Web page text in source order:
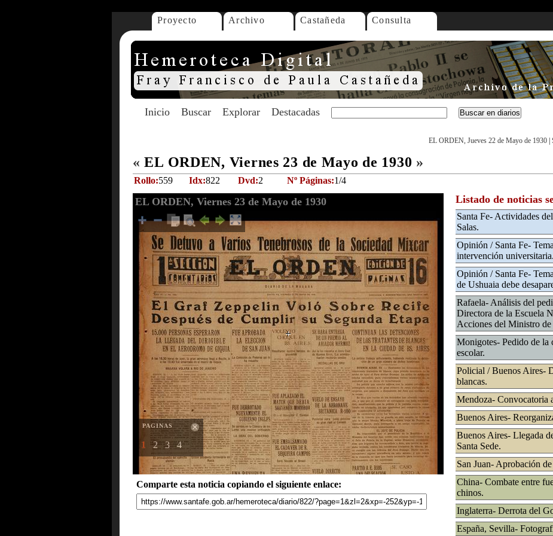
Proyecto Archivo Castañeda Consulta
Inicio Buscar Explorar Destacadas
EL ORDEN, Jueves 22 de Mayo de 1930
« EL ORDEN, Viernes 23 de Mayo de 1930 »
Rollo:559 Idx:822 Dvd:2 Nº Páginas:1/4
EL ORDEN, Viernes 23 de Mayo de 1930
PAGINAS
1 2 3 4
Comparte esta noticia copiando el siguiente enlace:
Listado de noticias
Santa Fe- Actividades
Salas.
Opinión / Santa Fe-
intervención universitaria.
Opinión / Santa Fe-
de Ushuaia debe
Rafaela- Análisis del
Directora de la Escuela
Acciones del Ministro
Monigotes- Pedido de
escolar.
Policial / Buenos Aires-
blancas.
Mendoza- Convocatoria
Buenos Aires-
Buenos Aires- Llegada
Santa Sede.
San Juan- Aprobación
China- Combate entre
chinos.
Inglaterra- Derrota del
España, Sevilla-